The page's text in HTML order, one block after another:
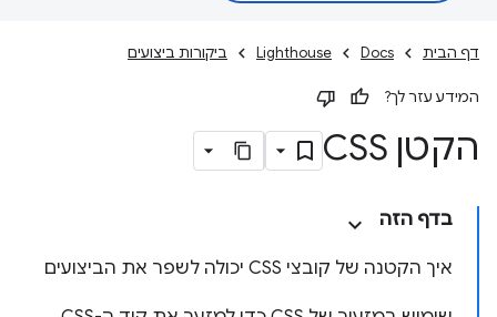
דף הבית Docs
Lighthouse ביקורות ביצועים
המידע עזר לך?
הקטן CSS
בדף הזה
איך הקטנה של קובצי CSS יכולה לשפר את הביצועים